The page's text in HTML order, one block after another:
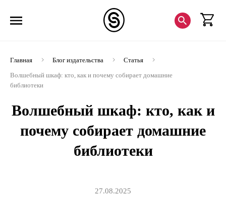
Главная Блог издательства
Статья
Волшебный шкаф: кто, как и почему собирает домашние
библиотеки
Волшебный шкаф: кто, как и
почему собирает домашние
библиотеки
27.08.2025